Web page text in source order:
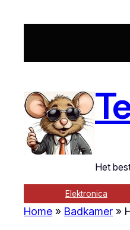
inhoud
Het
Elektronica
Home » Badkamer »